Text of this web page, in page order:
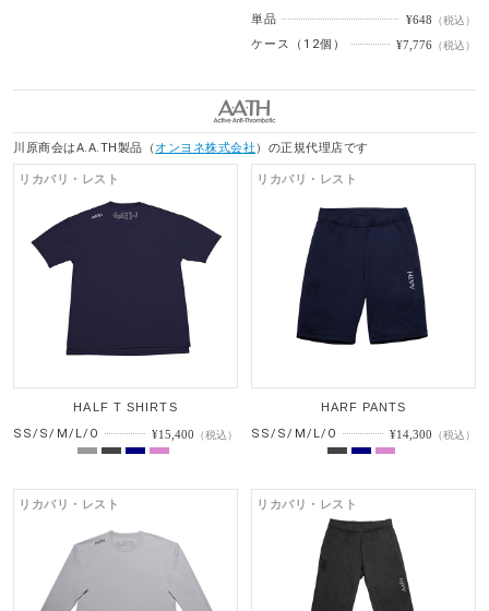
単品 ¥648 （税込）
ケース（12個） ¥7,776 （税込）
川原商会はA.A.TH製品（ オンヨネ株式会社 ）の正規代理店です
リカバリ・レスト
HALF T SHIRTS
SS/S/M/L/O ¥15,400 （税込）
リカバリ・レスト
HARF PANTS
SS/S/M/L/O ¥14,300 （税込）
リカバリ・レスト リカバリ・レスト